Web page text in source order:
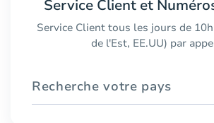
Service Client et
Service Client tous les jours de
de l'Est, EE.UU) par
Recherche votre pays